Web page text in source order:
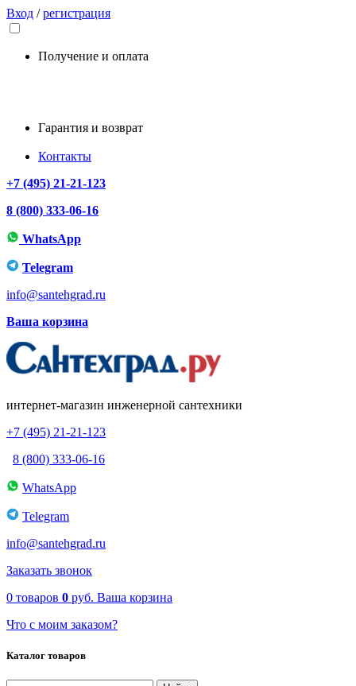
Вход /регистрация
Получение и оплата
Гарантия и возврат
Контакты
+7 (495) 21-21-123
8 (800) 333-06-16
WhatsApp
Telegram
info@santehgrad.ru
Ваша корзина
интернет-магазин инженерной сантехники
+7 (495) 21-21-123
8 (800) 333-06-16
WhatsApp
Telegram
info@santehgrad.ru
Заказать звонок
0 товаров 0 руб. Ваша корзина
Что с моим заказом?
Каталог товаров